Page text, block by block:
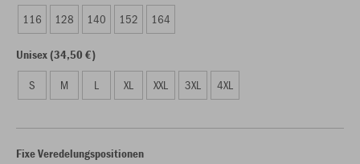
116 128 140 152 164
Unisex (34,50 €)
S M L XL XXL 3XL 4XL
Fixe Veredelungspositionen